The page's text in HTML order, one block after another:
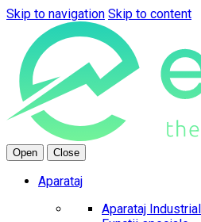
Skip to navigation Skip to content
Open Close
Aparataj
Aparataj Industrial